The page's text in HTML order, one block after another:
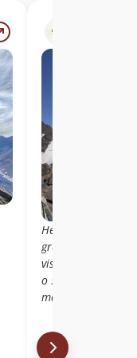
Hermosa vista
gracias a la vida
vista la canaleta
o 50°, mucho
maravilloso a la
Libro de cumbre